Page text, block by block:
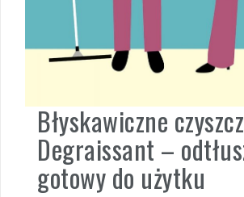
Błyskawiczne
Degraissant –
gotowy do użytku